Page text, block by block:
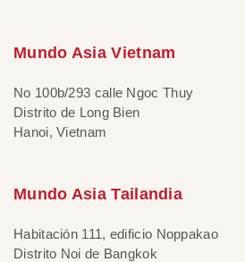
Mundo Asia Vietnam
No 100b/293 calle Ngoc Thuy
Distrito de Long Bien
Hanoi, Vietnam
Mundo Asia Tailandia
Habitación 111, edificio Noppakao
Distrito Noi de Bangkok